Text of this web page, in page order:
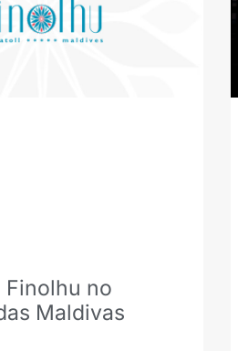
Finolhu no
Maldivas